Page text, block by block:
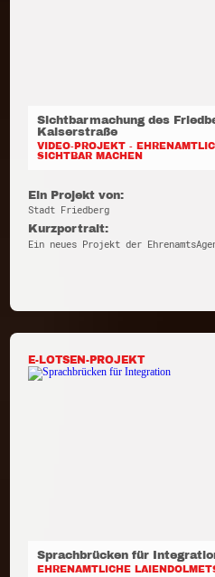
Sichtbarmachung des
Kaiserstraße
VIDEO-PROJEKT -
SICHTBAR MACHEN
Ein Projekt von:
Stadt Friedberg
Kurzportrait:
Ein neues Projekt der
E-LOTSEN-PROJEKT
Sprachbrücken für
EHRENAMTLICHE